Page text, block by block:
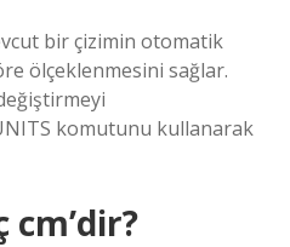
bir çizimin otomatik
ölçeklenmesini sağlar.
komutunu kullanarak
cm’dir?